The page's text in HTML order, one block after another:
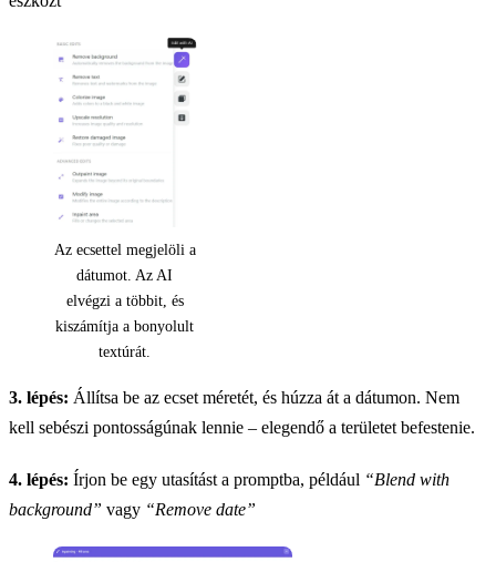
Az ecsettel megjelöli a
dátumot. Az AI
elvégzi a többit, és
kiszámítja a bonyolult
textúrát.
3. lépés: Állítsa be az ecset méretét, és húzza át a dátumon. Nem
kell sebészi pontosságúnak lennie – elegendő a területet befestenie.
4. lépés: Írjon be egy utasítást a promptba, például “Blend with
background” vagy “Remove date”